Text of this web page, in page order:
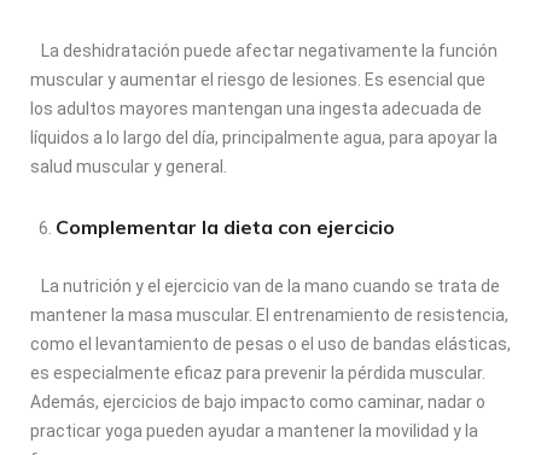
La deshidratación puede afectar negativamente la función
muscular y aumentar el riesgo de lesiones. Es esencial que
los adultos mayores mantengan una ingesta adecuada de
líquidos a lo largo del día, principalmente agua, para apoyar la
salud muscular y general.
Complementar la dieta con ejercicio
La nutrición y el ejercicio van de la mano cuando se trata de
mantener la masa muscular. El entrenamiento de resistencia,
como el levantamiento de pesas o el uso de bandas elásticas,
es especialmente eficaz para prevenir la pérdida muscular.
Además, ejercicios de bajo impacto como caminar, nadar o
practicar yoga pueden ayudar a mantener la movilidad y la